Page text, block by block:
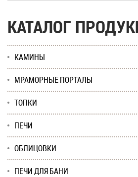
КАТАЛОГ
КАМИНЫ
МРАМОРНЫЕ ПОРТАЛЫ
ТОПКИ
ПЕЧИ
ОБЛИЦОВКИ
ПЕЧИ ДЛЯ БАНИ